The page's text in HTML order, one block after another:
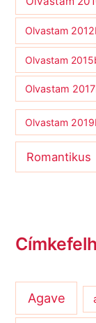
Olvastam
Olvastam
Olvastam
Olvastam
Romantikus
Agave